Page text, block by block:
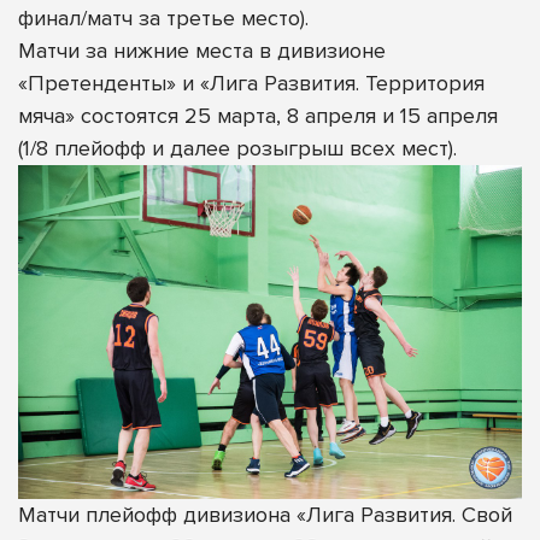
финал/матч за третье место).
Матчи за нижние места в дивизионе
«Претенденты» и «Лига Развития. Территория
мяча» состоятся 25 марта, 8 апреля и 15 апреля
(1/8 плейофф и далее розыгрыш всех мест).
Матчи плейофф дивизиона «Лига Развития. Свой